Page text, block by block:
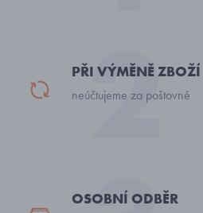
PŘI VÝMĚNĚ ZBOŽÍ
neúčtujeme za poštovné
OSOBNÍ ODBĚR